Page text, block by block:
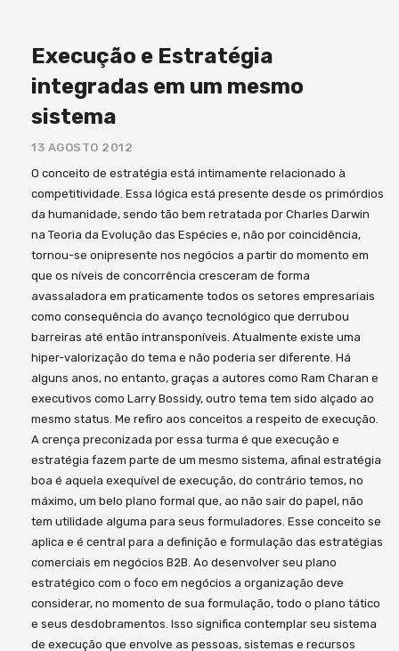
Execução e Estratégia
integradas em um mesmo
sistema
13 AGOSTO 2012
O conceito de estratégia está intimamente relacionado à
competitividade. Essa lógica está presente desde os primórdios
da humanidade, sendo tão bem retratada por Charles Darwin
na Teoria da Evolução das Espécies e, não por coincidência,
tornou-se onipresente nos negócios a partir do momento em
que os níveis de concorrência cresceram de forma
avassaladora em praticamente todos os setores empresariais
como consequência do avanço tecnológico que derrubou
barreiras até então intransponíveis. Atualmente existe uma
hiper-valorização do tema e não poderia ser diferente. Há
alguns anos, no entanto, graças a autores como Ram Charan e
executivos como Larry Bossidy, outro tema tem sido alçado ao
mesmo status. Me refiro aos conceitos a respeito de execução.
A crença preconizada por essa turma é que execução e
estratégia fazem parte de um mesmo sistema, afinal estratégia
boa é aquela exequível de execução, do contrário temos, no
máximo, um belo plano formal que, ao não sair do papel, não
tem utilidade alguma para seus formuladores. Esse conceito se
aplica e é central para a definição e formulação das estratégias
comerciais em negócios B2B. Ao desenvolver seu plano
estratégico com o foco em negócios a organização deve
considerar, no momento de sua formulação, todo o plano tático
e seus desdobramentos. Isso significa contemplar seu sistema
de execução que envolve as pessoas, sistemas e recursos